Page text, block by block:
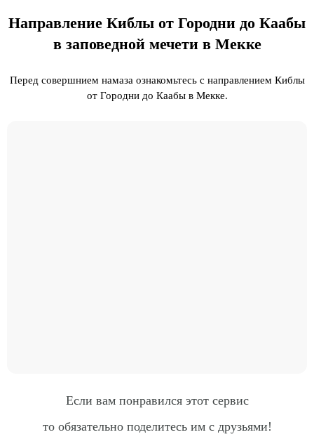
Направление Киблы от Городни до Каабы
в заповедной мечети в Мекке
Перед совершнием намаза ознакомьтесь с направлением Киблы
от Городни до Каабы в Мекке.
Если вам понравился этот сервис
то обязательно поделитесь им с друзьями!